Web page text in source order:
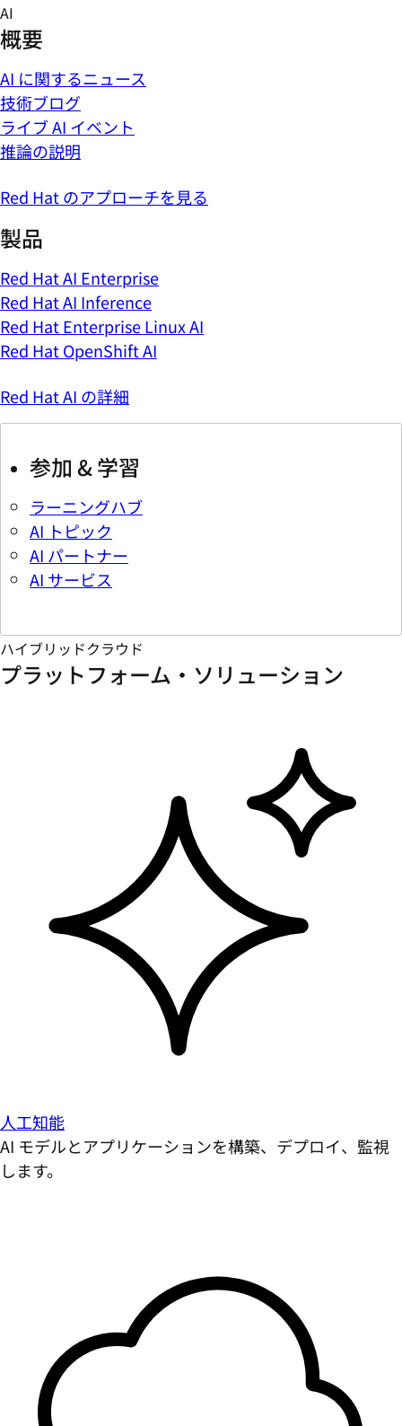
Skip
to
content
AI
概要
AI に関するニュース
技術ブログ
ライブ AI イベント
推論の説明
Red Hat のアプローチを見る
製品
Red Hat AI Enterprise
Red Hat AI Inference
Red Hat Enterprise Linux AI
Red Hat OpenShift AI
Red Hat AI の詳細
参加 & 学習
ラーニングハブ
AI トピック
AI パートナー
AI サービス
ハイブリッドクラウド
プラットフォーム・ソリューション
人工知能
AI モデルとアプリケーションを構築、デプロイ、監視
します。